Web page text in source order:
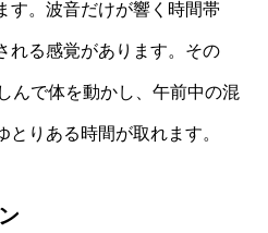
す。波音だけが響く時間帯
れる感覚があります。その
んで体を動かし、午前中の混
りある時間が取れます。